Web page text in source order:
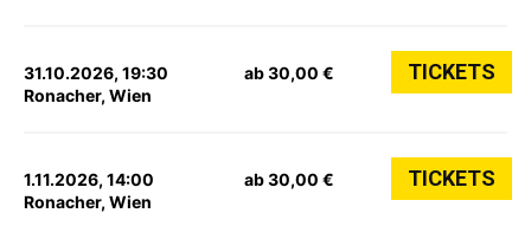
31.10.2026, 19:30
Ronacher, Wien
ab 30,00 € TICKETS
1.11.2026, 14:00
Ronacher, Wien
ab 30,00 € TICKETS